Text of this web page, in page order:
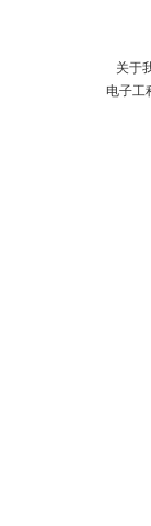
关于
电子工